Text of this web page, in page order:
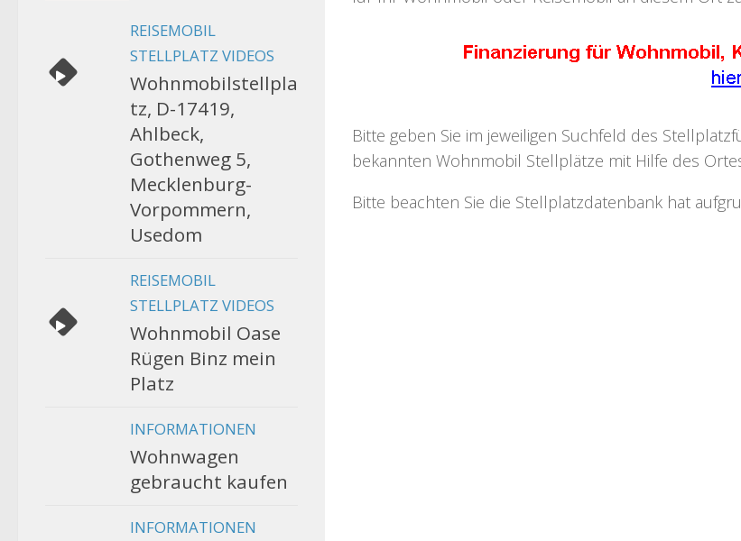
Bitte geben Sie im jeweiligen Suchfeld des
bekannten Wohnmobil Stellplätze mit Hilfe des
Bitte beachten Sie die Stellplatzdatenbank hat
REISEMOBIL
STELLPLATZ VIDEOS
Wohnmobilstellpla
tz, D-17419,
Ahlbeck,
Gothenweg 5,
Mecklenburg-
Vorpommern,
Usedom
REISEMOBIL
STELLPLATZ VIDEOS
Wohnmobil Oase
Rügen Binz mein
Platz
INFORMATIONEN
Wohnwagen
gebraucht kaufen
INFORMATIONEN